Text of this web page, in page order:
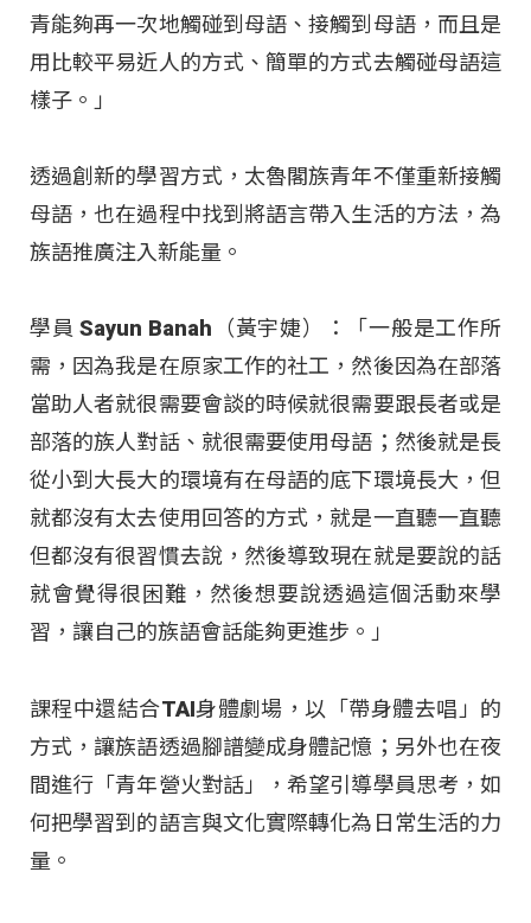
青能夠再一次地觸碰到母語、接觸到母語，而且是
用比較平易近人的方式、簡單的方式去觸碰母語這
樣子。」
透過創新的學習方式，太魯閣族青年不僅重新接觸
母語，也在過程中找到將語言帶入生活的方法，為
族語推廣注入新能量。
學員 Sayun Banah（黃宇婕）：「一般是工作所
需，因為我是在原家工作的社工，然後因為在部落
當助人者就很需要會談的時候就很需要跟長者或是
部落的族人對話、就很需要使用母語；然後就是長
從小到大長大的環境有在母語的底下環境長大，但
就都沒有太去使用回答的方式，就是一直聽一直聽
但都沒有很習慣去說，然後導致現在就是要說的話
就會覺得很困難，然後想要說透過這個活動來學
習，讓自己的族語會話能夠更進步。」
課程中還結合TAI身體劇場，以「帶身體去唱」的
方式，讓族語透過腳譜變成身體記憶；另外也在夜
間進行「青年營火對話」，希望引導學員思考，如
何把學習到的語言與文化實際轉化為日常生活的力
量。